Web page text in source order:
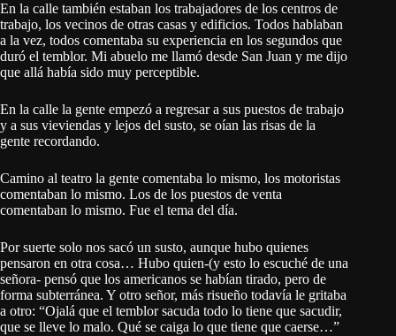
En la calle también estaban los trabajadores de los centros de
trabajo, los vecinos de otras casas y edificios. Todos hablaban
a la vez, todos comentaba su experiencia en los segundos que
duró el temblor. Mi abuelo me llamó desde San Juan y me dijo
que allá había sido muy perceptible.
En la calle la gente empezó a regresar a sus puestos de trabajo
y a sus vieviendas y lejos del susto, se oían las risas de la
gente recordando.
Camino al teatro la gente comentaba lo mismo, los motoristas
comentaban lo mismo. Los de los puestos de venta
comentaban lo mismo. Fue el tema del día.
Por suerte solo nos sacó un susto, aunque hubo quienes
pensaron en otra cosa… Hubo quien-(y esto lo escuché de una
señora- pensó que los americanos se habían tirado, pero de
forma subterránea. Y otro señor, más risueño todavía le gritaba
a otro: “Ojalá que el temblor sacuda todo lo tiene que sacudir,
que se lleve lo malo. Qué se caiga lo que tiene que caerse…”